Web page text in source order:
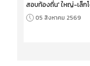
สอบท้องถิ่น' ใหญ่-เล็ก
05 สิงหาคม 2569